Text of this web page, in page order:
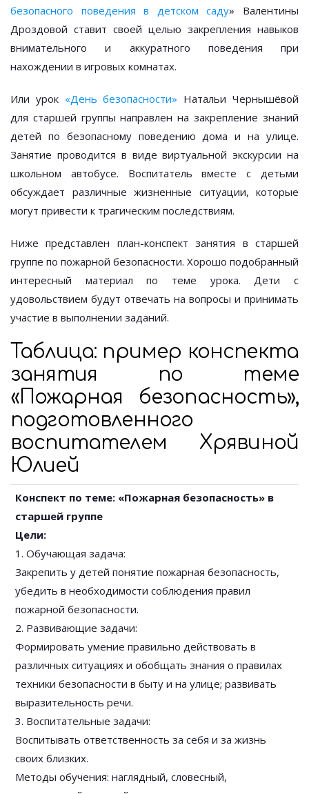
безопасного поведения в детском саду» Валентины
Дроздовой ставит своей целью закрепления навыков
внимательного и аккуратного поведения при
нахождении в игровых комнатах.
Или урок «День безопасности» Натальи Чернышёвой
для старшей группы направлен на закрепление знаний
детей по безопасному поведению дома и на улице.
Занятие проводится в виде виртуальной экскурсии на
школьном автобусе. Воспитатель вместе с детьми
обсуждает различные жизненные ситуации, которые
могут привести к трагическим последствиям.
Ниже представлен план-конспект занятия в старшей
группе по пожарной безопасности. Хорошо подобранный
интересный материал по теме урока. Дети с
удовольствием будут отвечать на вопросы и принимать
участие в выполнении заданий.
Таблица: пример конспекта
занятия по теме
«Пожарная безопасность»,
подготовленного
воспитателем Хрявиной
Юлией
Конспект по теме: «Пожарная безопасность» в
старшей группе
Цели:
1. Обучающая задача:
Закрепить у детей понятие пожарная безопасность,
убедить в необходимости соблюдения правил
пожарной безопасности.
2. Развивающие задачи:
Формировать умение правильно действовать в
различных ситуациях и обобщать знания о правилах
техники безопасности в быту и на улице; развивать
выразительность речи.
3. Воспитательные задачи:
Воспитывать ответственность за себя и за жизнь
своих близких.
Методы обучения: наглядный, словесный,